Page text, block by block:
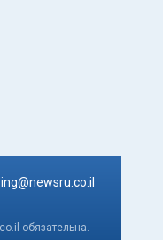
обязательна.